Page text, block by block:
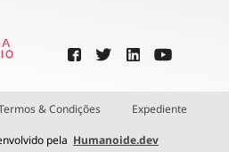
& Condições Expediente
pela Humanoide.dev